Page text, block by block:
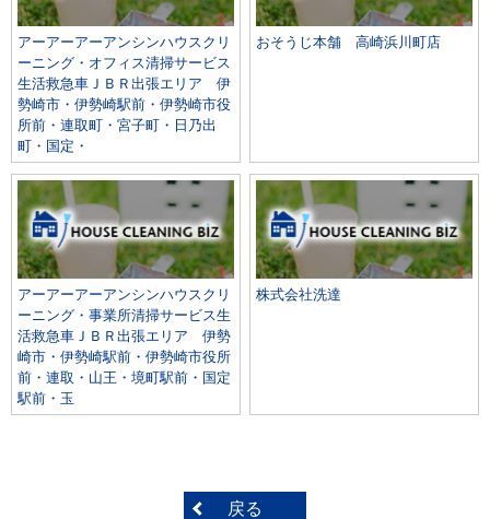
アーアーアーアンシンハウスクリ
ーニング・オフィス清掃サービス
生活救急車ＪＢＲ出張エリア 伊
勢崎市・伊勢崎駅前・伊勢崎市役
所前・連取町・宮子町・日乃出
町・国定・
おそうじ本舗 高崎浜川町店
アーアーアーアンシンハウスクリ
ーニング・事業所清掃サービス生
活救急車ＪＢＲ出張エリア 伊勢
崎市・伊勢崎駅前・伊勢崎市役所
前・連取・山王・境町駅前・国定
駅前・玉
株式会社洗達
戻る